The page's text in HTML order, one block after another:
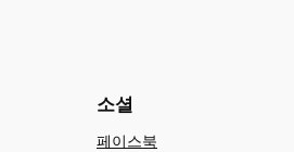
소셜
페이스북